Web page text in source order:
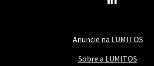
Anuncie na LUMITOS
Sobre a LUMITOS